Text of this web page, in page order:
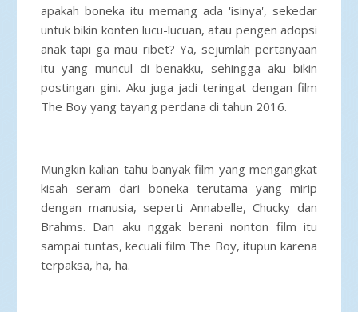
apakah boneka itu memang ada 'isinya', sekedar
untuk bikin konten lucu-lucuan, atau pengen adopsi
anak tapi ga mau ribet? Ya, sejumlah pertanyaan
itu yang muncul di benakku, sehingga aku bikin
postingan gini. Aku juga jadi teringat dengan film
The Boy yang tayang perdana di tahun 2016.
Mungkin kalian tahu banyak film yang mengangkat
kisah seram dari boneka terutama yang mirip
dengan manusia, seperti Annabelle, Chucky dan
Brahms. Dan aku nggak berani nonton film itu
sampai tuntas, kecuali film The Boy, itupun karena
terpaksa, ha, ha.